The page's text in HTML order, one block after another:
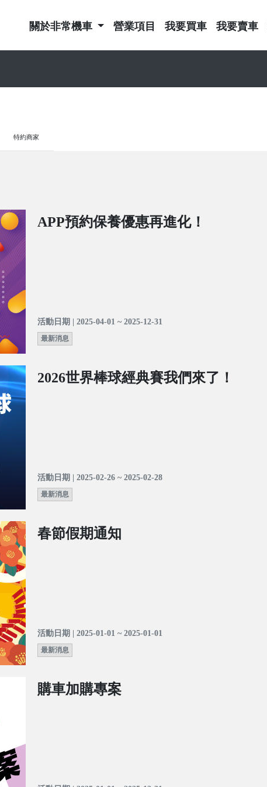
關於非常機車 營業項目 我要買車 我要賣車
特約商家
APP預約保養優惠再進化！
活動日期 | 2025-04-01 ~ 2025-12-31
最新消息
2026世界棒球經典賽我們來了！
活動日期 | 2025-02-26 ~ 2025-02-28
最新消息
春節假期通知
活動日期 | 2025-01-01 ~ 2025-01-01
最新消息
購車加購專案